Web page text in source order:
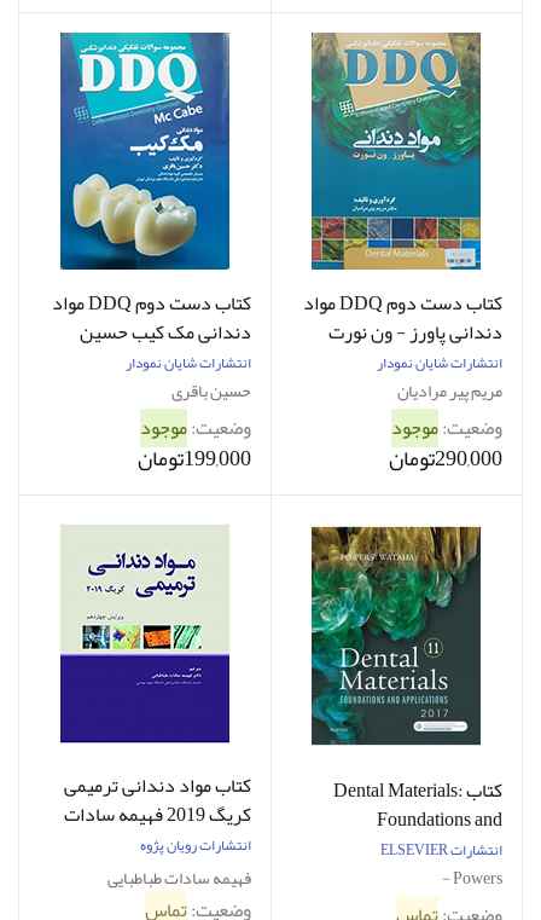
کتاب دست دوم DDQ مواد
دندانی پاورز - ون نورت
مریم پیرمرادیان
انتشارات شایان نمودار
مریم پیر مرادیان
وضعیت:موجود
290,000تومان
کتاب دست دوم DDQ مواد
دندانی مک کیب حسین
باقری
انتشارات شایان نمودار
حسین باقری
وضعیت:موجود
199,000تومان
کتاب Dental Materials:
Foundations and
Applications POWERS
دندانی پاورز
انتشارات ELSEVIER
Powers -
کتاب مواد دندانی ترمیمی
کریگ 2019 فهیمه سادات
طباطبایی - تمام رنگی
انتشارات رویان پژوه
فهیمه سادات طباطبایی
وضعیت:تماس